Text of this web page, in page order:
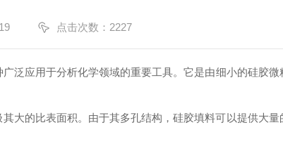
点击次数：2227
广泛应用于分析化学领域的重要工具。它是由细小的硅胶
的比表面积。由于其多孔结构，硅胶填料可以提供大量